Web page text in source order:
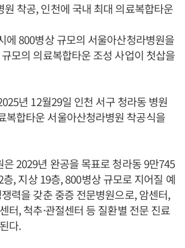
착공, 인천에 국내 최대 의료복합타운
에 800병상 규모의 서울아산청라병원을
모의 의료복합타운 조성 사업이 첫삽을
년 12월29일 인천 서구 청라동 병원
복합타운 서울아산청라병원 착공식을
2029년 완공을 목표로 청라동 9만745
, 지상 19층, 800병상 규모로 지어질 예
력을 갖춘 중증 전문병원으로, 암센터,
터, 척추·관절센터 등 질환별 전문 진료
다.